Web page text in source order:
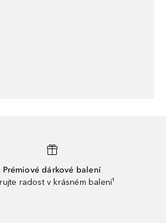
Prémiové dárkové balení
radost v krásném balení¹